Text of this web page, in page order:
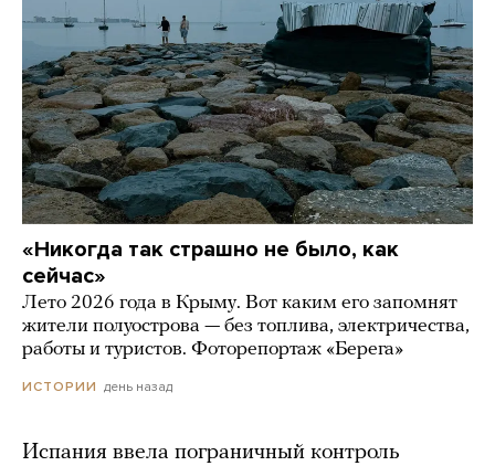
«Никогда так страшно не было, как
сейчас»
Лето 2026 года в Крыму. Вот каким его запомнят
жители полуострова — без топлива, электричества,
работы и туристов. Фоторепортаж «Берега»
ИСТОРИИ день назад
Испания ввела пограничный контроль